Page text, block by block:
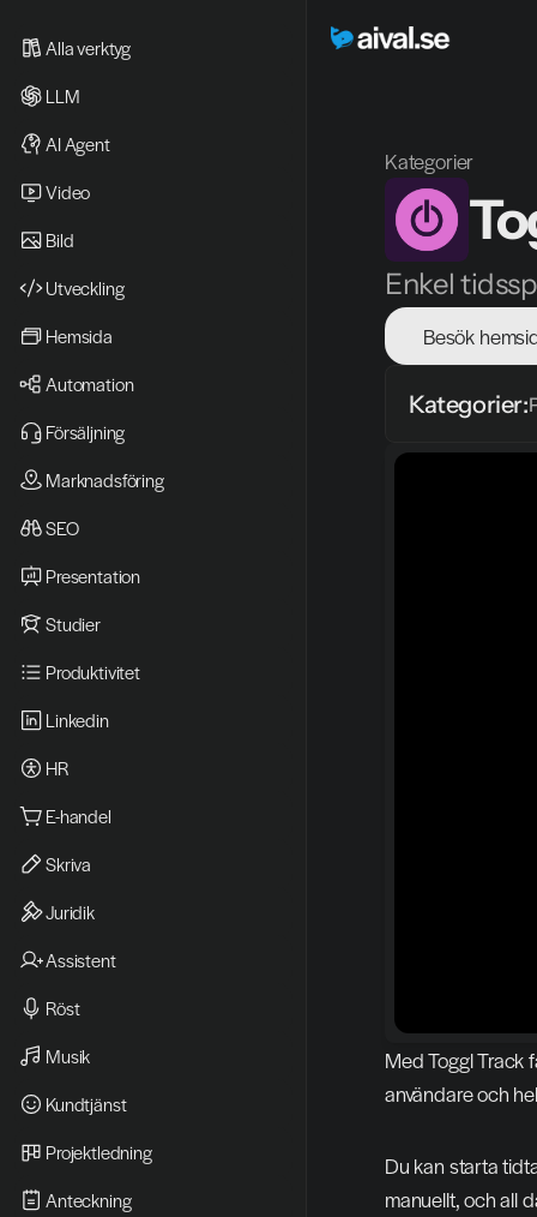
Alla verktyg
LLM
AI Agent
Video
Bild
Utveckling
Hemsida
Automation
Försäljning
Marknadsföring
SEO
Presentation
Studier
Produktivitet
Linkedin
HR
E-handel
Skriva
Juridik
Assistent
Röst
Musik
Kundtjänst
Projektledning
Anteckning
Kategorier
Enkel
Besök
Kategorier:
Med Toggl Track
användare och
Du kan starta
manuellt, och all